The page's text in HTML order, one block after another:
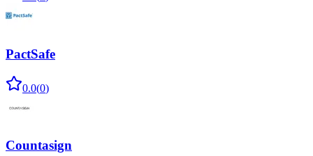
PactSafe
0.0(0)
Countasign